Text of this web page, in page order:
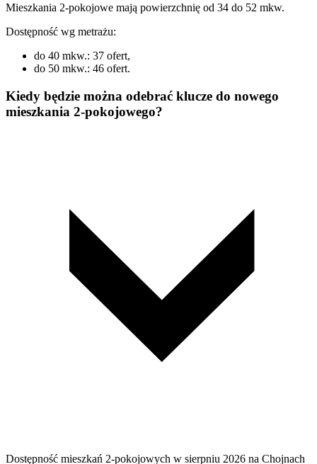
Mieszkania 2-pokojowe mają powierzchnię od 34 do 52 mkw.
Dostępność wg metrażu:
do 40 mkw.: 37 ofert,
do 50 mkw.: 46 ofert.
Kiedy będzie można odebrać klucze do nowego
mieszkania 2-pokojowego?
Dostępność mieszkań 2-pokojowych w sierpniu 2026 na Chojnach